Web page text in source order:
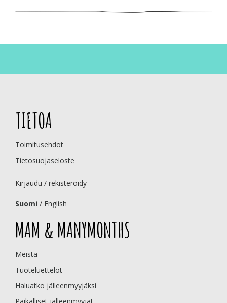
TIETOA
Toimitusehdot
Tietosuojaseloste
Kirjaudu / rekisteröidy
Suomi / English
MAM & MANYMONTHS
Meistä
Tuoteluettelot
Haluatko jälleenmyyjäksi